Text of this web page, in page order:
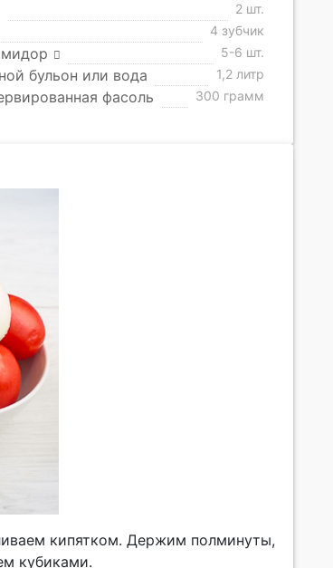
2 шт.
4 зубчик
5-6 шт.
бульон или вода 1,2 литр
фасоль 300 грамм
кипятком. Держим полминуты,
кубиками.